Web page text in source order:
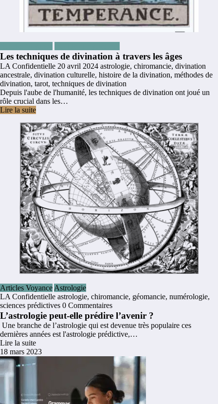
Les techniques de divination à travers les âges
LA Confidentielle 20 avril 2024 astrologie, chiromancie, divination
ancestrale, divination culturelle, histoire de la divination, méthodes de
divination, tarot, techniques de divination
Depuis l'aube de l'humanité, les techniques de divination ont joué un
rôle crucial dans les…
Lire la suite
Articles Voyance Astrologie
LA Confidentielle astrologie, chiromancie, géomancie, numérologie,
sciences prédictives 0 Commentaires
L’astrologie peut-elle prédire l’avenir ?
Une branche de l’astrologie qui est devenue très populaire ces
dernières années est l'astrologie prédictive,…
Lire la suite
18 mars 2023